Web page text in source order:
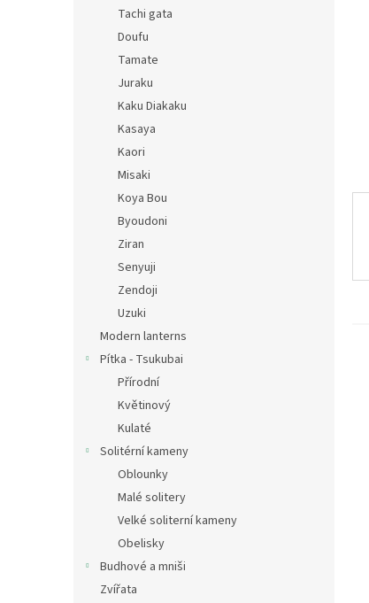
Tachi gata
Doufu
Tamate
Juraku
Kaku Diakaku
Kasaya
Kaori
Misaki
Koya Bou
Byoudoni
Ziran
Senyuji
Zendoji
Uzuki
Modern lanterns
Pítka - Tsukubai
Přírodní
Květinový
Kulaté
Solitérní kameny
Oblounky
Malé solitery
Velké soliterní kameny
Obelisky
Budhové a mniši
Zvířata